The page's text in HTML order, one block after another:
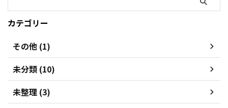
カテゴリー
その他 (1)
未分類 (10)
未整理 (3)